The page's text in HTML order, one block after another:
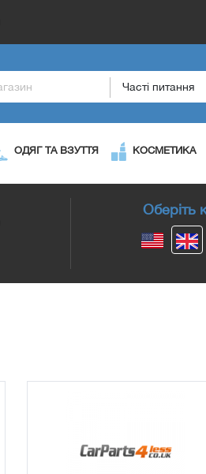
Часті питання
ОДЯГ ТА ВЗУТТЯ КОСМЕТИКА
Оберіть